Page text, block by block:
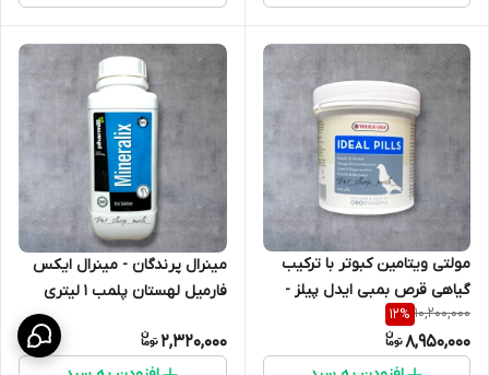
مولتی ویتامین کبوتر با ترکیب
گیاهی قرص بمبی ایدل پیلز -
IDEAL PILLS ورسلاگا بلژیک
10,200,000
12%
8,950,000
مینرال پرندگان - مینرال ایکس
فارمیل لهستان پلمب 1 لیتری
تامین عناصر کمیاب بدن پرنده
افزایش رشد افزایش تعداد تخم
2,320,000